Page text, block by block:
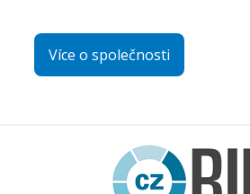
Více o společnosti